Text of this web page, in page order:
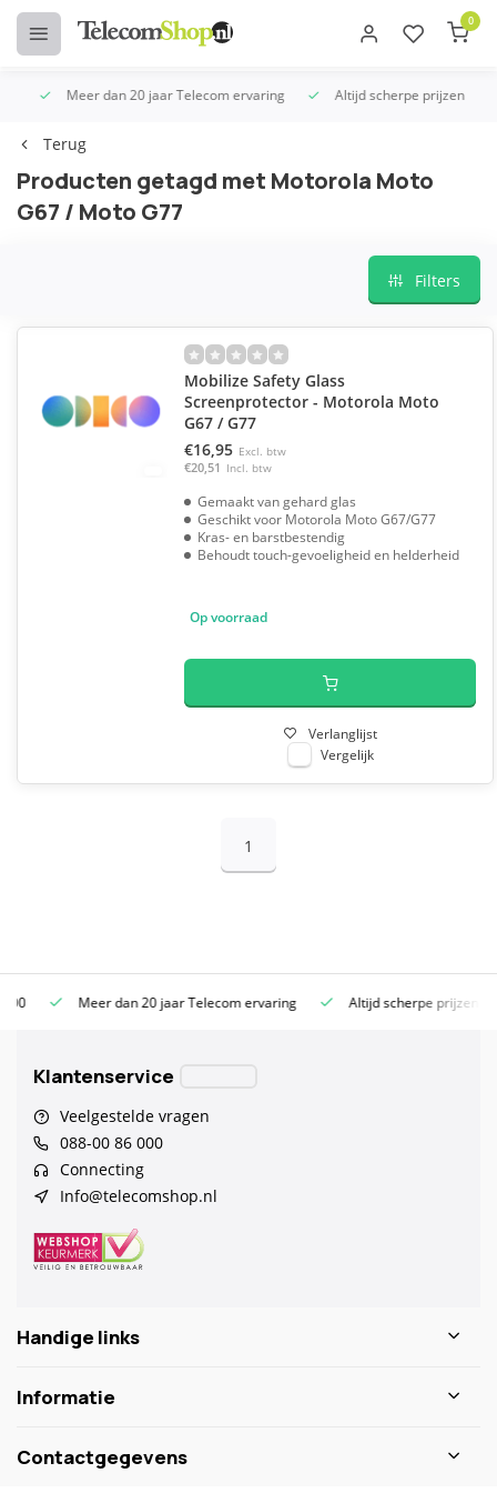
0
Meer dan 20 jaar Telecom ervaring Altijd scherpe prijzen
Terug
Producten getagd met Motorola Moto
G67 / Moto G77
Filters
Mobilize Safety Glass
Screenprotector - Motorola Moto
G67 / G77
€16,95 Excl. btw
€20,51 Incl. btw
Gemaakt van gehard glas
Geschikt voor Motorola Moto G67/G77
Kras- en barstbestendig
Behoudt touch-gevoeligheid en helderheid
Op voorraad
Verlanglijst
Vergelijk
1
Meer dan 20 jaar Telecom ervaring Altijd scherpe prijzen
Klantenservice
Veelgestelde vragen
088-00 86 000
Connecting
Info@telecomshop.nl
Handige links
Informatie
Contactgegevens